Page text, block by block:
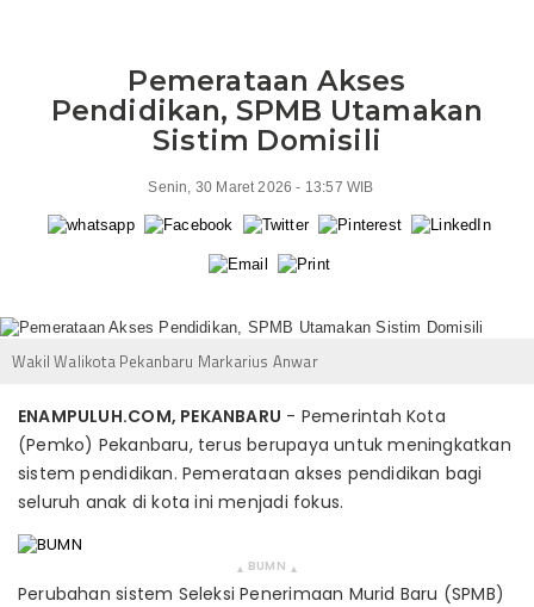
Pemerataan Akses
Pendidikan, SPMB Utamakan
Sistim Domisili
Senin, 30 Maret 2026 - 13:57 WIB
Wakil Walikota Pekanbaru Markarius Anwar
ENAMPULUH.COM, PEKANBARU - Pemerintah Kota
(Pemko) Pekanbaru, terus berupaya untuk meningkatkan
sistem pendidikan. Pemerataan akses pendidikan bagi
seluruh anak di kota ini menjadi fokus.
▴ BUMN ▴
Perubahan sistem Seleksi Penerimaan Murid Baru (SPMB)